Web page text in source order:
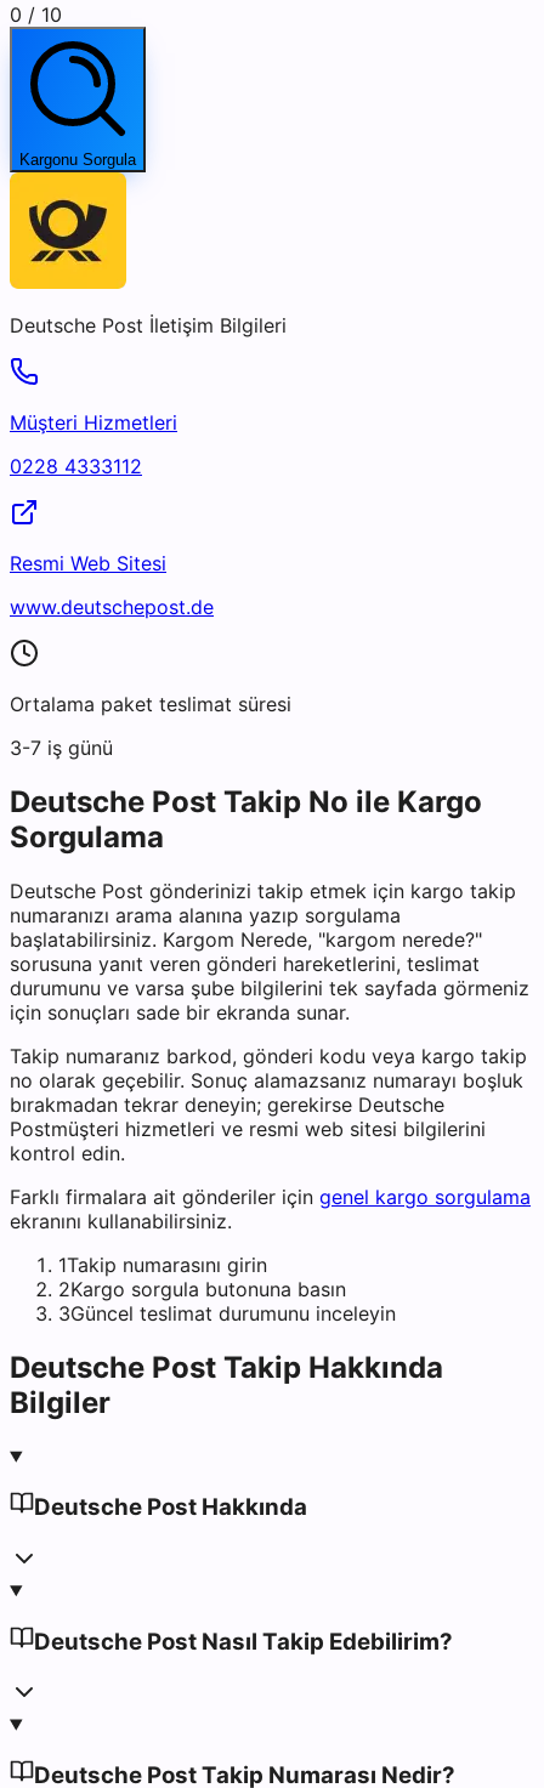
0 / 10
Kargonu Sorgula
Deutsche Post İletişim Bilgileri
Müşteri Hizmetleri
0228 4333112
Resmi Web Sitesi
www.deutschepost.de
Ortalama paket teslimat süresi
3-7 iş günü
Deutsche Post Takip No ile Kargo
Sorgulama
Deutsche Post gönderinizi takip etmek için kargo takip
numaranızı arama alanına yazıp sorgulama
başlatabilirsiniz. Kargom Nerede, "kargom nerede?"
sorusuna yanıt veren gönderi hareketlerini, teslimat
durumunu ve varsa şube bilgilerini tek sayfada görmeniz
için sonuçları sade bir ekranda sunar.
Takip numaranız barkod, gönderi kodu veya kargo takip
no olarak geçebilir. Sonuç alamazsanız numarayı boşluk
bırakmadan tekrar deneyin; gerekirse Deutsche
Postmüşteri hizmetleri ve resmi web sitesi bilgilerini
kontrol edin.
Farklı firmalara ait gönderiler için genel kargo sorgulama
ekranını kullanabilirsiniz.
1Takip numarasını girin
2Kargo sorgula butonuna basın
3Güncel teslimat durumunu inceleyin
Deutsche Post Takip Hakkında
Bilgiler
Deutsche Post Hakkında
Deutsche Post Nasıl Takip Edebilirim?
Deutsche Post Takip Numarası Nedir?